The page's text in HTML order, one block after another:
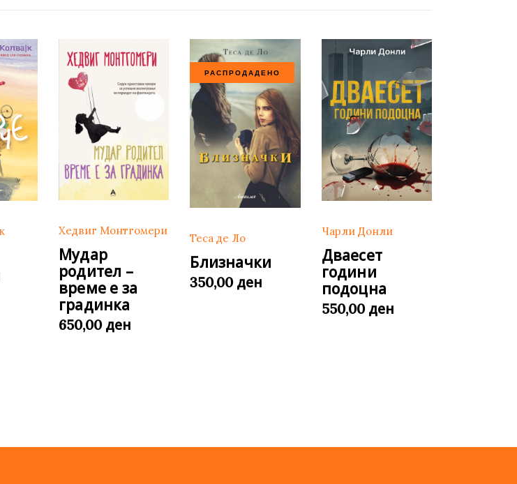
Хедвиг Монтгомери
Мудар
родител –
време е за
градинка
650,00 ден
РАСПРОДАДЕНО
Теса де Ло
Близначки
350,00 ден
Чарли Донли
Дваесет
години
подоцна
550,00 ден